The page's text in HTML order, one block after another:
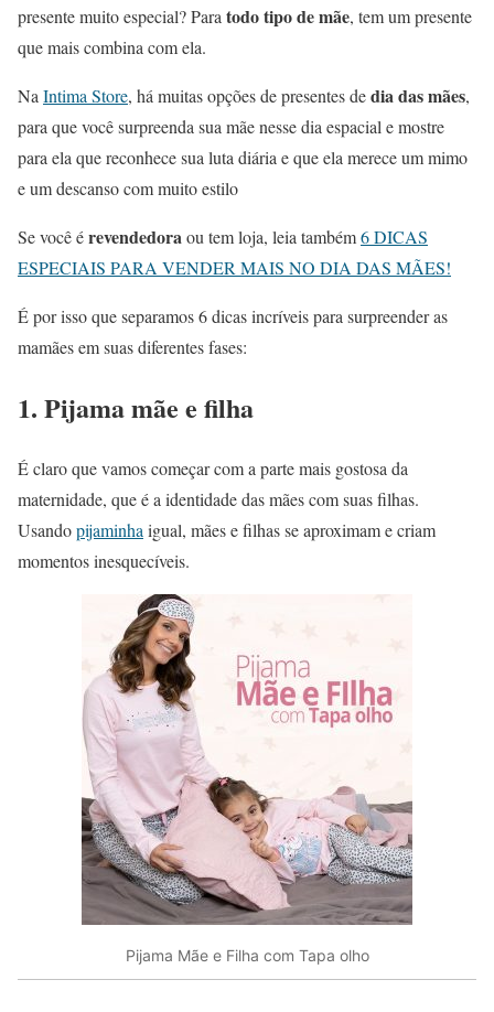
presente muito especial? Para todo tipo de mãe, tem um presente
que mais combina com ela.
Na Intima Store, há muitas opções de presentes dedia das mães,
para que você surpreenda sua mãe nesse dia espacial e mostre
para ela que reconhece sua luta diária e que ela merece um mimo
e um descanso com muito estilo
Se você érevendedoraou tem loja, leia também6 DICAS
ESPECIAIS PARA VENDER MAIS NO DIA DAS MÃES!
É por isso que separamos 6 dicas incríveis para surpreender as
mamães em suas diferentes fases:
1. Pijama mãe e filha
É claro que vamos começar com a parte mais gostosa da
maternidade, que é a identidade das mães com suas filhas.
Usandopijaminha igual, mães e filhas se aproximam e criam
momentos inesquecíveis.
Pijama Mãe e Filha com Tapa olho